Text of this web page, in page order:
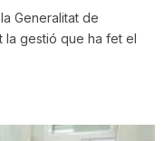
Generalitat de
la gestió que ha fet el